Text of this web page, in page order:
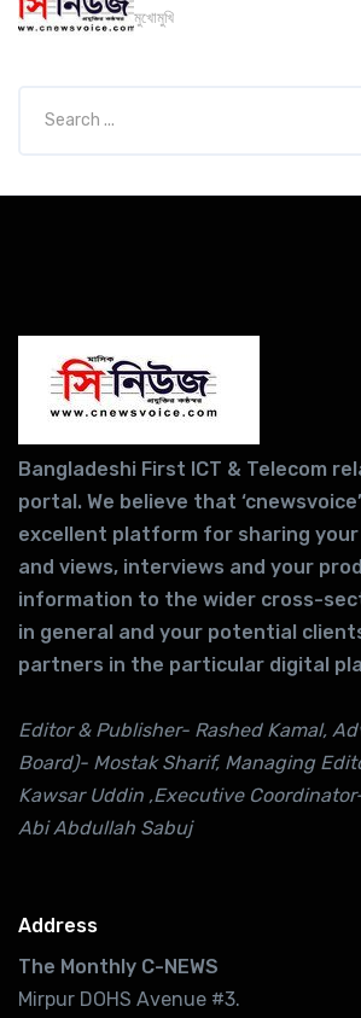
মুখোমুখি
Bangladeshi First ICT & Telecom
portal. We believe that
excellent platform for sharing your
and views, interviews and your
information to the wider cross-
in general and your potential
partners in the particular digital
Editor & Publisher- Rashed Kamal,
Board)- Mostak Sharif, Managing
Kawsar Uddin ,Executive
Abi Abdullah Sabuj
Address
The Monthly C-NEWS
Mirpur DOHS Avenue #3.